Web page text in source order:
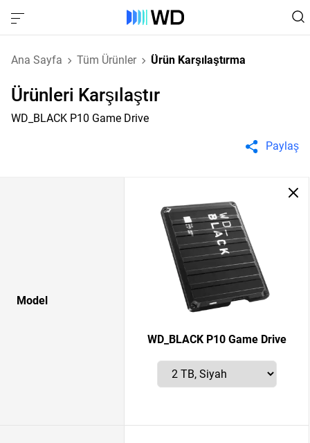
Ana Sayfa Tüm Ürünler Ürün Karşılaştırma
Ürünleri Karşılaştır
WD_BLACK P10 Game Drive
Paylaş
Model
WD_BLACK P10 Game Drive